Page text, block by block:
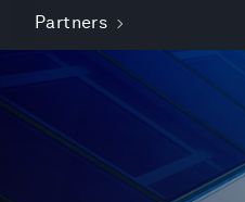
Partners